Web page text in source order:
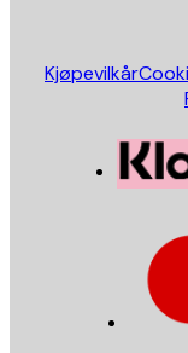
Kjøpevilkår